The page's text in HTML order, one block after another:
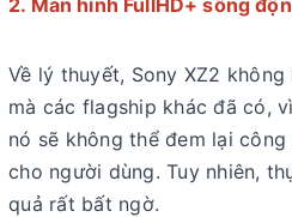
Về lý thuyết, Sony XZ2 không
mà các flagship khác đã có,
nó sẽ không thể đem lại
cho người dùng. Tuy nhiên,
quả rất bất ngờ.